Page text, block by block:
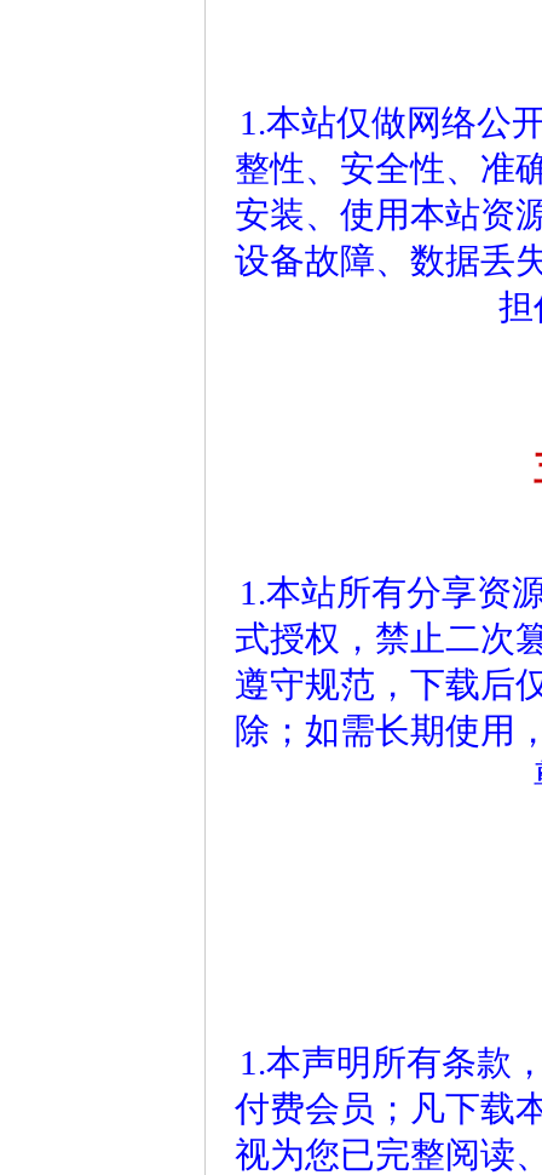
1.本站仅做网络公
整性、安全性、准
安装、使用本站资
设备故障、数据丢
担
1.本站所有分享资
式授权，禁止二次
遵守规范，下载后
除；如需长期使用
1.本声明所有条款
付费会员；凡下载
视为您已完整阅读